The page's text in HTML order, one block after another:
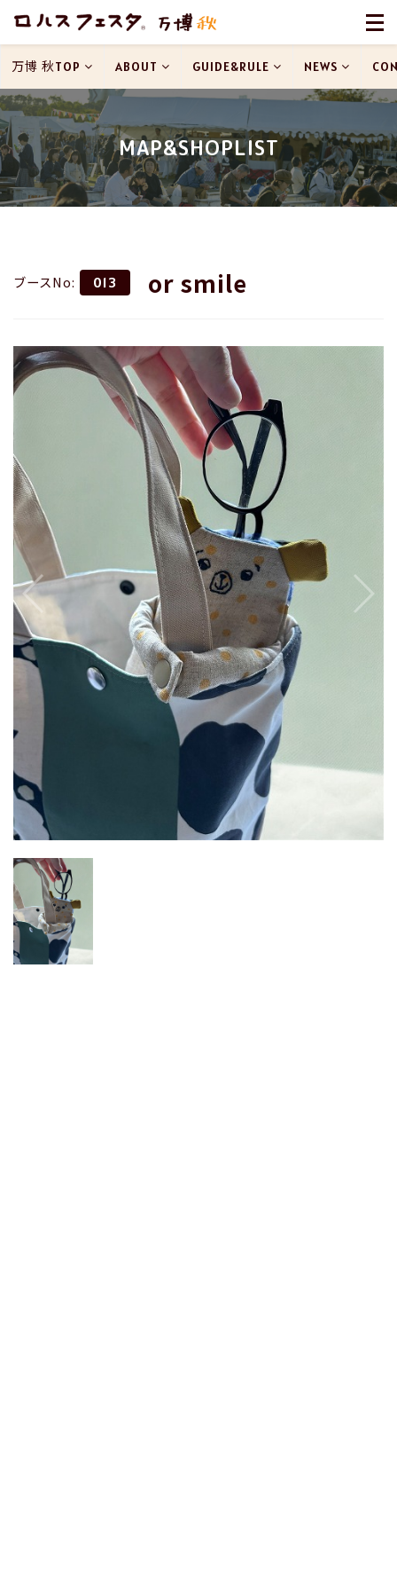
MAP&SHOPLIST
万博 秋TOP ABOUT GUIDE&RULE NEWS
ブースNo: 013 or smile